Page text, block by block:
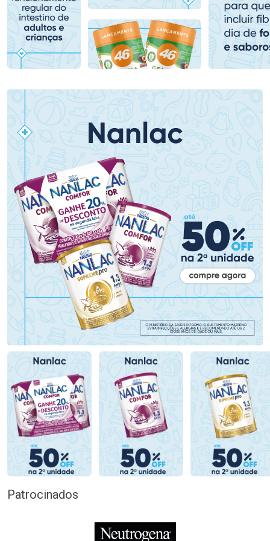
Comprar sem Desconto
Por R$ 78,99/cada
Comprar sem Desconto
Por R$ 78,99/cada
Comprar sem Desconto
Por R$ 80,99/cada
Comprar sem Desconto
Por R$ 80,99/cada
Patrocinados